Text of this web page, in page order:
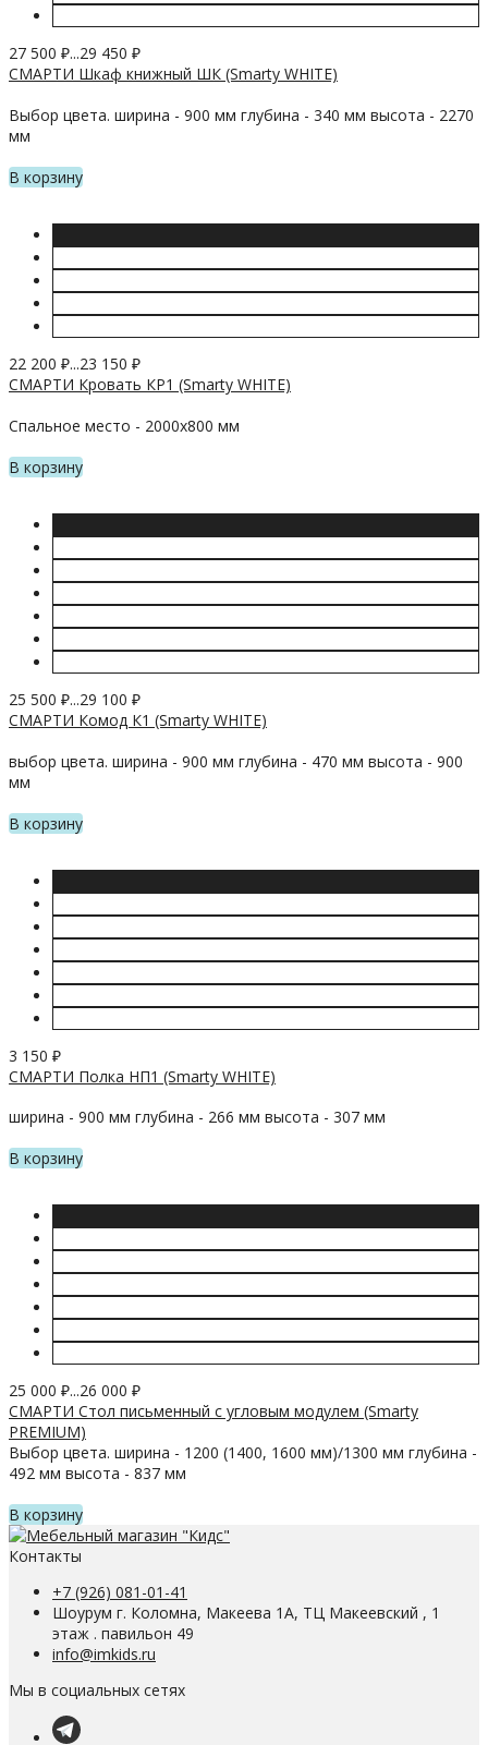
27 500 ₽...29 450 ₽
СМАРТИ Шкаф книжный ШК (Smarty WHITE)
Выбор цвета. ширина - 900 мм глубина - 340 мм высота - 2270
мм
В корзину
22 200 ₽...23 150 ₽
СМАРТИ Кровать КР1 (Smarty WHITE)
Спальное место - 2000х800 мм
В корзину
25 500 ₽...29 100 ₽
СМАРТИ Комод К1 (Smarty WHITE)
выбор цвета. ширина - 900 мм глубина - 470 мм высота - 900
мм
В корзину
3 150 ₽
СМАРТИ Полка НП1 (Smarty WHITE)
ширина - 900 мм глубина - 266 мм высота - 307 мм
В корзину
25 000 ₽...26 000 ₽
СМАРТИ Стол письменный с угловым модулем (Smarty
PREMIUM)
Выбор цвета. ширина - 1200 (1400, 1600 мм)/1300 мм глубина -
492 мм высота - 837 мм
В корзину
Контакты
+7 (926) 081-01-41
Шоурум г. Коломна, Макеева 1А, ТЦ Макеевский , 1
этаж . павильон 49
info@imkids.ru
Мы в социальных сетях